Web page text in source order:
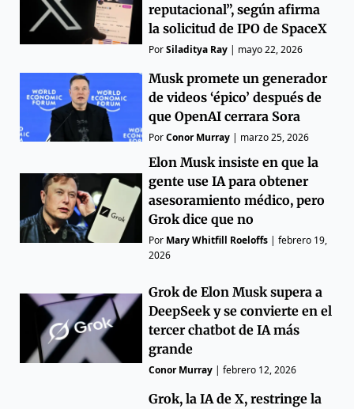
reputacional”, según afirma
la solicitud de IPO de SpaceX
PorSiladitya Ray | mayo 22, 2026
Musk promete un generador
de videos ‘épico’ después de
que OpenAI cerrara Sora
PorConor Murray | marzo 25, 2026
Elon Musk insiste en que la
gente use IA para obtener
asesoramiento médico, pero
Grok dice que no
Por Mary Whitfill Roeloffs |febrero 19,
2026
Grok de Elon Musk supera a
DeepSeek y se convierte en el
tercer chatbot de IA más
grande
Conor Murray |febrero 12, 2026
Grok, la IA de X, restringe la